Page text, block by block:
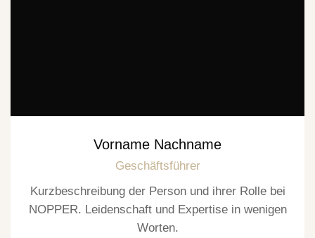
Vorname Nachname
Geschäftsführer
Kurzbeschreibung der Person und ihrer Rolle bei
NOPPER. Leidenschaft und Expertise in wenigen
Worten.